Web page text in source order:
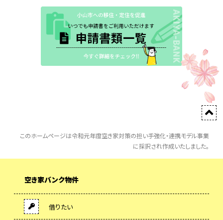
このホームページは令和元年度空き家対策の担い手強化・連携モデル事業
に採択され作成いたしました。
空き家バンク物件
借りたい